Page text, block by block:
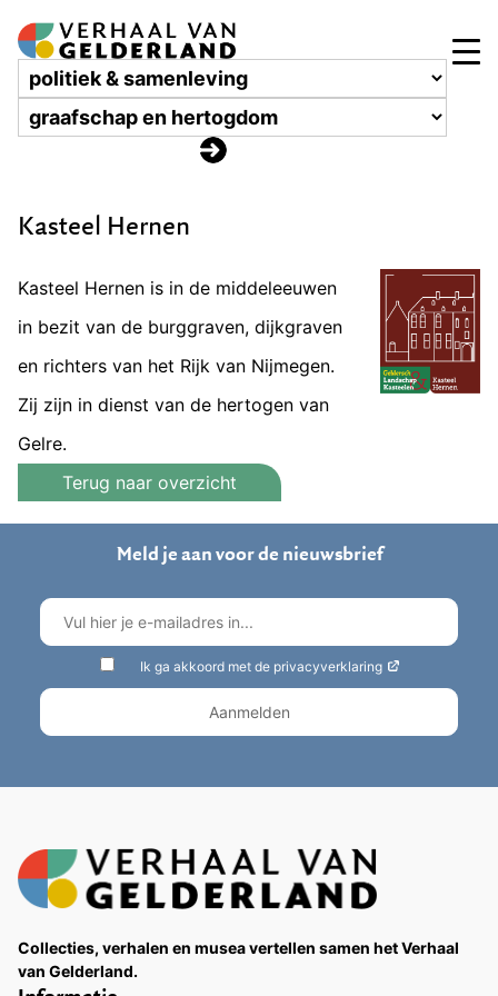
Kasteel Hernen
Kasteel Hernen is in de middeleeuwen
in bezit van de burggraven, dijkgraven
en richters van het Rijk van Nijmegen.
Zij zijn in dienst van de hertogen van
Gelre.
Terug naar overzicht
Meld je aan voor de nieuwsbrief
Ik ga akkoord met de privacyverklaring
Collecties, verhalen en musea vertellen samen het Verhaal
van Gelderland.